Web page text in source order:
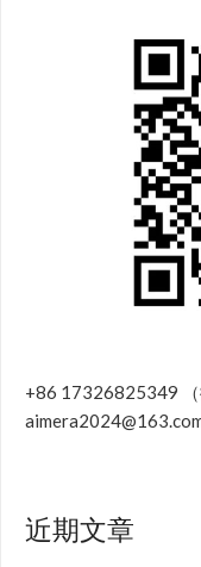
+86 17326825349 （
近期文章